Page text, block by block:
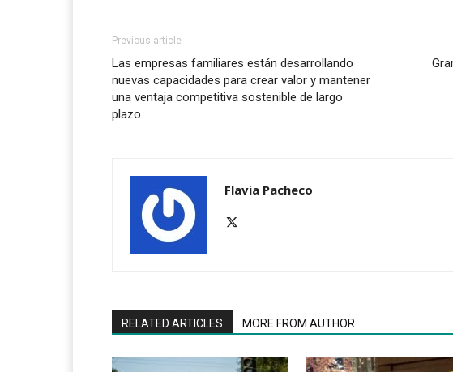
Previous article
Las empresas familiares están desarrollando
nuevas capacidades para crear valor y mantener
una ventaja competitiva sostenible de largo
plazo
Flavia Pacheco
RELATED ARTICLES MORE FROM AUTHOR